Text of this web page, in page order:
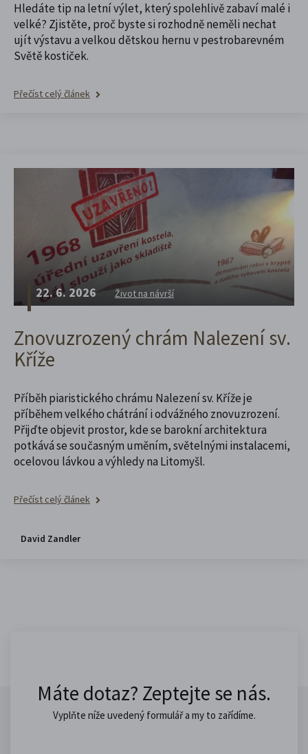
Hledáte tip na letní výlet, který spolehlivě zabaví malé i
velké? Zjistěte, proč byste si rozhodně neměli nechat
ujít výstavu a velkou dětskou hernu v pestrobarevném
Světě kostiček.
Přečíst celý článek
22. 6. 2026 Život na návrší
Znovuzrozený chrám Nalezení sv.
Kříže
Příběh piaristického chrámu Nalezení sv. Kříže je
příběhem velkého chátrání i odvážného znovuzrození.
Přijďte objevit prostor, kde se barokní architektura
potkává se současným uměním, světelnými instalacemi,
ocelovou lávkou a výhledy na Litomyšl.
Přečíst celý článek
David Zandler
Máte dotaz? Zeptejte se nás.
Vyplňte níže uvedený formulář a my to zařídíme.